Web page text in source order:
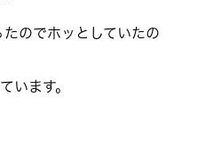
のでホッとしていたの
います。